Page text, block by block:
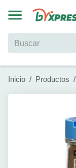
Inicio / Productos /